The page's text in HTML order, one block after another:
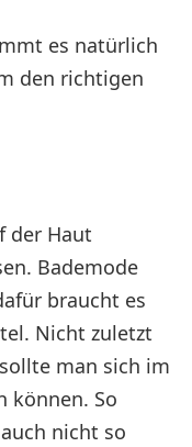
es natürlich
den richtigen
der Haut
Bademode
braucht es
Nicht zuletzt
man sich im
können. So
nicht so